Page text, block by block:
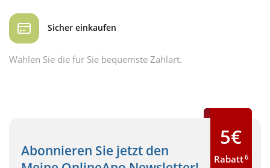
Sicher einkaufen
Wählen Sie die für Sie bequemste Zahlart.
Abonnieren Sie jetzt den
5€
Rabatt6